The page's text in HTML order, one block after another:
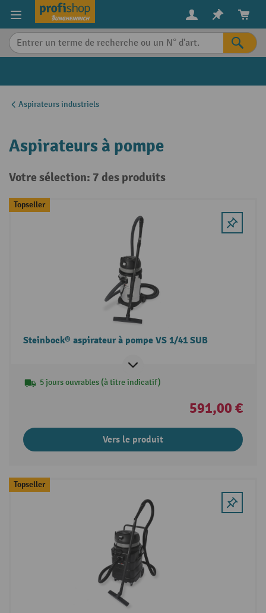
content
Aspirateurs industriels
Aspirateurs à pompe
Votre sélection: 7 des produits
Topseller
Steinbock® aspirateur à pompe VS 1/41 SUB
5 jours ouvrables (à titre indicatif)
591,00 €
Vers le produit
Topseller